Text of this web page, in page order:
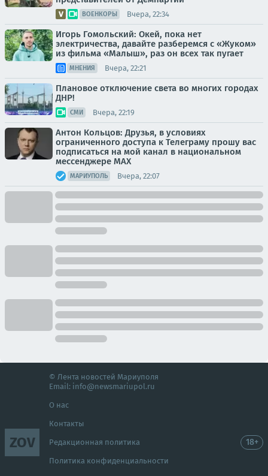
ВОЕНКОРЫ Вчера, 22:34
Игорь Гомольский: Окей, пока нет
электричества, давайте разберемся с «Жуком»
из фильма «Малыш», раз он всех так пугает
МНЕНИЯ Вчера, 22:21
Плановое отключение света во многих городах
ДНР!
СМИ Вчера, 22:19
Антон Кольцов: Друзья, в условиях
ограниченного доступа к Телеграму прошу вас
подписаться на мой канал в национальном
мессенджере МАХ
МАРИУПОЛЬ Вчера, 22:07
ZOV
© Лента новостей Мариуполя
Email: info@newsmariupol.ru
О нас
Контакты
Редакционная политика
Политика конфиденциальности
18+